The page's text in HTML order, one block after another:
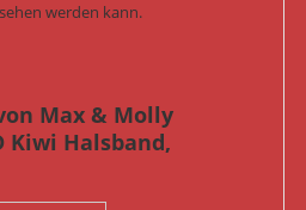
werden kann.
Max & Molly
Kiwi Halsband,